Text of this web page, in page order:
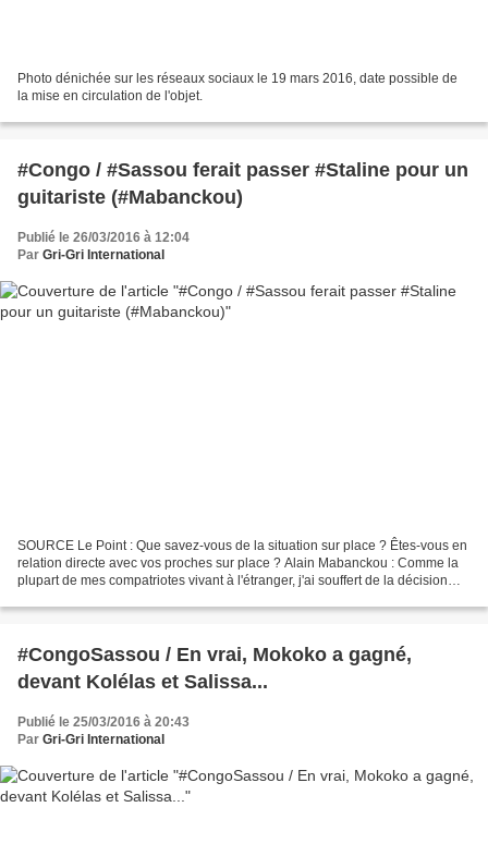
Photo dénichée sur les réseaux sociaux le 19 mars 2016, date possible de
la mise en circulation de l'objet.
#Congo / #Sassou ferait passer #Staline pour un
guitariste (#Mabanckou)
Publié le 26/03/2016 à 12:04
Par Gri-Gri International
SOURCE Le Point : Que savez-vous de la situation sur place ? Êtes-vous en
relation directe avec vos proches sur place ? Alain Mabanckou : Comme la
plupart de mes compatriotes vivant à l'étranger, j'ai souffert de la décision
#CongoSassou / En vrai, Mokoko a gagné,
devant Kolélas et Salissa...
Publié le 25/03/2016 à 20:43
Par Gri-Gri International